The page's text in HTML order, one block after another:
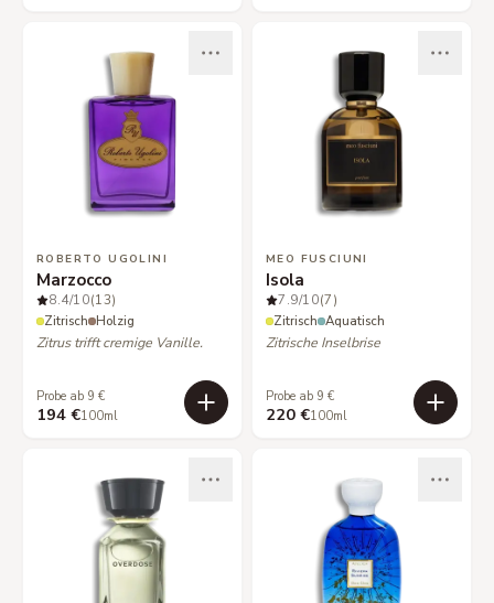
ROBERTO UGOLINI
Marzocco
8.4/10(13)
Zitrisch Holzig
Zitrus trifft cremige Vanille.
Probe ab 9 €
194 €100ml
MEO FUSCIUNI
Isola
7.9/10(7)
Zitrisch Aquatisch
Zitrische Inselbrise
Probe ab 9 €
220 €100ml